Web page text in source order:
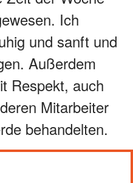
Ich
und sanft und
Außerdem
Respekt, auch
Mitarbeiter
behandelten.